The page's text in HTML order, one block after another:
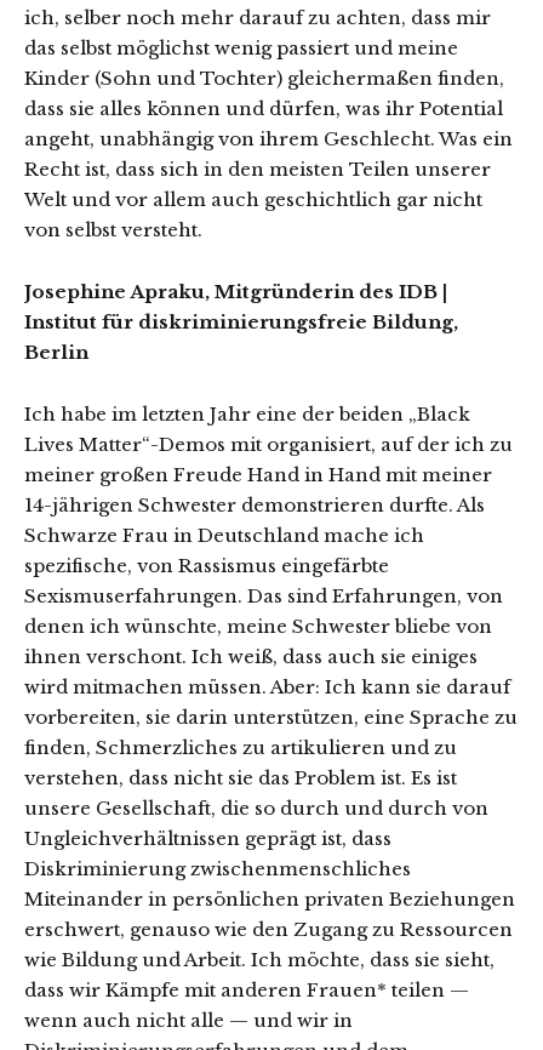
ich, selber noch mehr darauf zu achten, dass mir
das selbst möglichst wenig passiert und meine
Kinder (Sohn und Tochter) gleichermaßen finden,
dass sie alles können und dürfen, was ihr Potential
angeht, unabhängig von ihrem Geschlecht. Was ein
Recht ist, dass sich in den meisten Teilen unserer
Welt und vor allem auch geschichtlich gar nicht
von selbst versteht.
Josephine Apraku, Mitgründerin des IDB |
Institut für diskriminierungsfreie Bildung,
Berlin
Ich habe im letzten Jahr eine der beiden „Black
Lives Matter“-Demos mit organisiert, auf der ich zu
meiner großen Freude Hand in Hand mit meiner
14-jährigen Schwester demonstrieren durfte. Als
Schwarze Frau in Deutschland mache ich
spezifische, von Rassismus eingefärbte
Sexismuserfahrungen. Das sind Erfahrungen, von
denen ich wünschte, meine Schwester bliebe von
ihnen verschont. Ich weiß, dass auch sie einiges
wird mitmachen müssen. Aber: Ich kann sie darauf
vorbereiten, sie darin unterstützen, eine Sprache zu
finden, Schmerzliches zu artikulieren und zu
verstehen, dass nicht sie das Problem ist. Es ist
unsere Gesellschaft, die so durch und durch von
Ungleichverhältnissen geprägt ist, dass
Diskriminierung zwischenmenschliches
Miteinander in persönlichen privaten Beziehungen
erschwert, genauso wie den Zugang zu Ressourcen
wie Bildung und Arbeit. Ich möchte, dass sie sieht,
dass wir Kämpfe mit anderen Frauen* teilen —
wenn auch nicht alle — und wir in